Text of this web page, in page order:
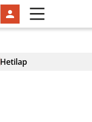
Hetilap